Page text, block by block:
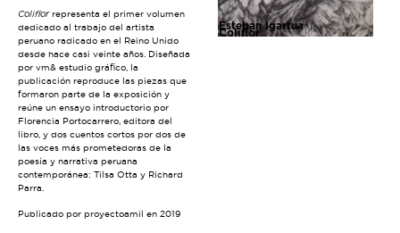
Coliflorrepresenta el primer volumen
dedicado al trabajo del artista
peruano radicado en el Reino Unido
desde hace casi veinte años. Diseñada
por vm& estudio gráfico, la
publicación reproduce las piezas que
formaron parte de la exposición y
reúne un ensayo introductorio por
Florencia Portocarrero, editora del
libro, y dos cuentos cortos por dos de
las voces más prometedoras de la
poesía y narrativa peruana
contemporánea: Tilsa Otta y Richard
Parra.
Publicado por proyectoamil en 2019
Coliflor
Esteban Igartua